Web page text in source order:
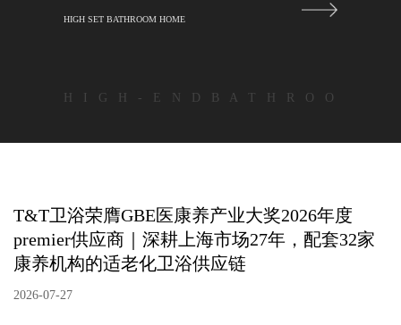
HIGH SET BATHROOM HOME
H I G H - E N D B A T H R O O
T&T卫浴荣膺GBE医康养产业大奖2026年度
premier供应商｜深耕上海市场27年，配套32家
康养机构的适老化卫浴供应链
2026-07-27